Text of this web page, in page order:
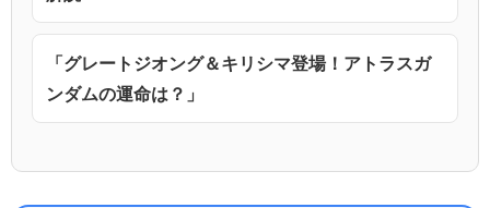
「グレートジオング＆キリシマ登場！アトラスガ
ンダムの運命は？」